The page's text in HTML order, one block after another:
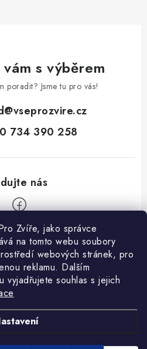
Zvíře, jako správce
na tomto webu soubory
webových stránek, pro
reklamu. Dalším
vyjadřujete souhlas s jejich
vám s výběrem
poradit? Jsme tu pro vás!
@vseprozvire.cz
734 390 258
recenze